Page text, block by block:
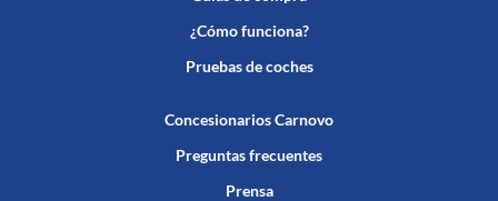
¿Cómo funciona?
Pruebas de coches
Concesionarios Carnovo
Preguntas frecuentes
Prensa